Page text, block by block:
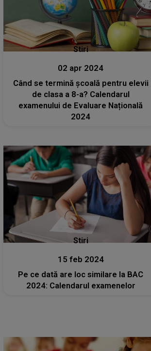
Stiri
02 apr 2024
Când se termină școală pentru elevii
de clasa a 8-a? Calendarul
examenului de Evaluare Națională
2024
Stiri
15 feb 2024
Pe ce dată are loc similare la BAC
2024: Calendarul examenelor